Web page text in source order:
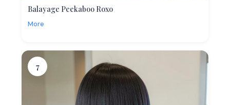
Balayage Peekaboo Roxo
More
7